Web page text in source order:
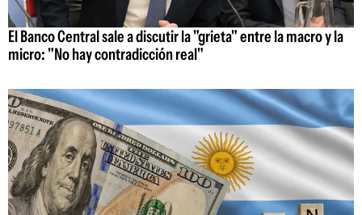
El Banco Central sale a discutir la "grieta" entre la macro y la
micro: "No hay contradicción real"